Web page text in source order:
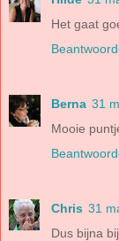
Het gaat
Berna 31
Mooie
Chris 31
Dus bijna